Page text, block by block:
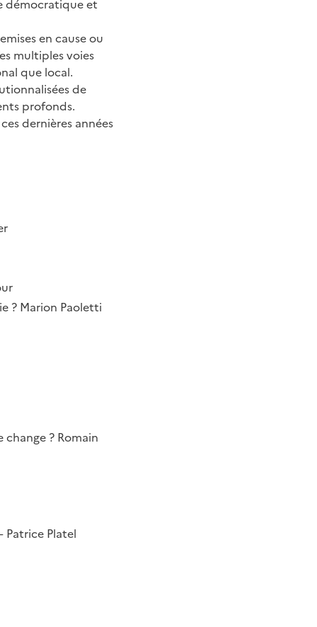
démocratique et
en cause ou
multiples voies
que local.
de
profonds.
dernières années
? Marion Paoletti
? Romain
Patrice Platel